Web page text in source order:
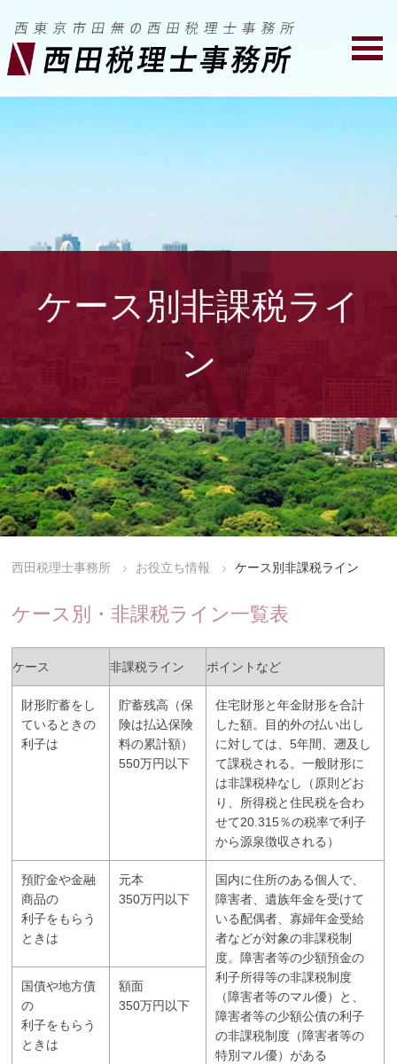
ケース別非課税ライ
ン
西田税理士事務所 お役立ち情報 ケース別非課税ライン
ケース別・非課税ライン一覧表
ケース 非課税ライン ポイントなど
財形貯蓄をし
ているときの
利子は
貯蓄残高（保
険は払込保険
料の累計額）
550万円以下
住宅財形と年金財形を合計
した額。目的外の払い出し
に対しては、5年間、遡及し
て課税される。一般財形に
は非課税枠なし（原則どお
り、所得税と住民税を合わ
せて20.315％の税率で利子
から源泉徴収される）
預貯金や金融
商品の
利子をもらう
ときは
元本
350万円以下
国内に住所のある個人で、
障害者、遺族年金を受けて
いる配偶者、寡婦年金受給
者などが対象の非課税制
度。障害者等の少額預金の
利子所得等の非課税制度
（障害者等のマル優）と、
障害者等の少額公債の利子
の非課税制度（障害者等の
特別マル優）がある
国債や地方債
の
利子をもらう
ときは
額面
350万円以下